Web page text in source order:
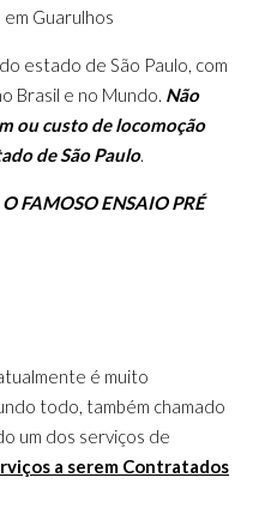
Guarulhos
estado de São Paulo, com
Brasil e no Mundo. Não
ou custo de locomoção
de São Paulo.
FAMOSO ENSAIO PRÉ
é muito
todo, também chamado
um dos serviços de
a serem Contratados